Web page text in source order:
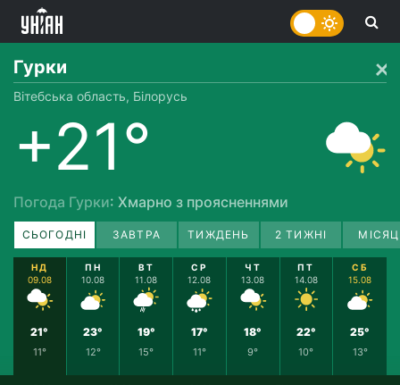
Гурки
Вітебська область, Білорусь
+21°
Погода Гурки: Хмарно з проясненнями
СЬОГОДНІ ЗАВТРА ТИЖДЕНЬ 2 ТИЖНІ
НД
09.08
21°
11°
ПН
10.08
23°
12°
ВТ
11.08
19°
15°
СР
12.08
17°
11°
ЧТ
13.08
18°
9°
ПТ
14.08
22°
10°
СБ
15.08
25°
13°